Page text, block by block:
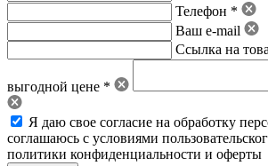
Телефон *
Ваш e-mail
Ссылка на
выгодной цене *
Я даю свое согласие на обработку
соглашаюсь с условиями
политики конфиденциальности и оферты